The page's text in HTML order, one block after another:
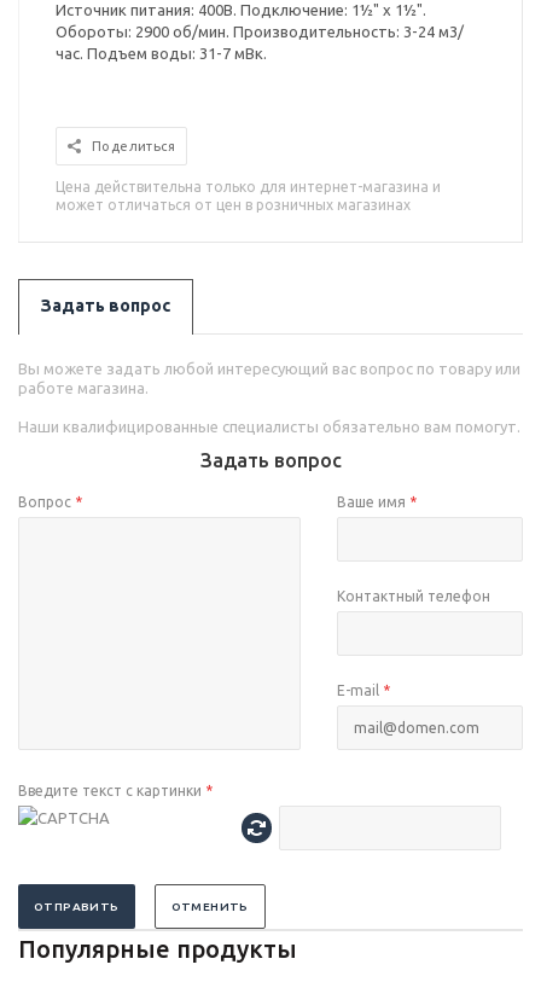
Источник питания: 400В. Подключение: 1½" x 1½".
Обороты: 2900 об/мин. Производительность: 3-24 м3/
час. Подъем воды: 31-7 мВк.
Поделиться
Цена действительна только для интернет-магазина и
может отличаться от цен в розничных магазинах
Задать вопрос
Вы можете задать любой интересующий вас вопрос по товару или
работе магазина.
Наши квалифицированные специалисты обязательно вам помогут.
Задать вопрос
Вопрос * Ваше имя *
Контактный телефон
E-mail *
Введите текст с картинки *
ОТПРАВИТЬ ОТМЕНИТЬ
Популярные продукты